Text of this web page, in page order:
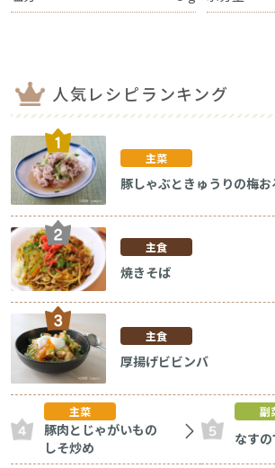
人気レシピランキング
主菜
豚しゃぶときゅうりの梅お
主食
焼きそば
主食
厚揚げビビンバ
主菜
豚肉とじゃがいもの
しそ炒め
副
なす